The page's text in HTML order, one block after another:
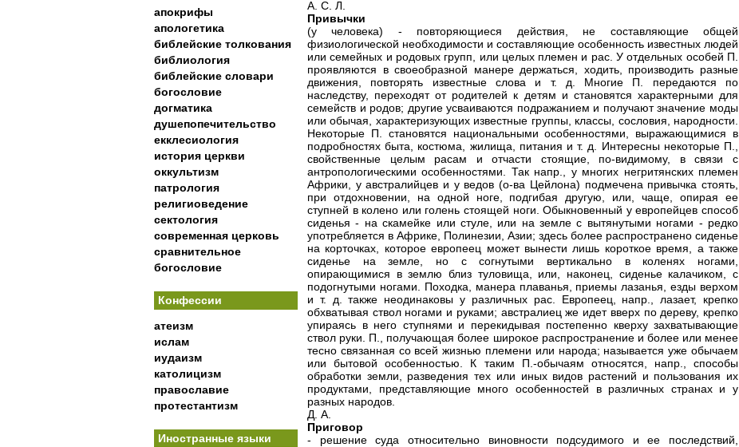
апокрифы
апологетика
библейские толкования
библиология
библейские словари
богословие
догматика
душепопечительство
екклесиология
история церкви
оккультизм
патрология
религиоведение
сектология
современная церковь
сравнительное
богословие
Конфессии
атеизм
ислам
иудаизм
католицизм
православие
протестантизм
Иностранные языки
А. С. Л.
Привычки
(у человека) - повторяющиеся действия, не составляющие общей
физиологической необходимости и составляющие особенность известных людей
или семейных и родовых групп, или целых племен и рас. У отдельных особей П.
проявляются в своеобразной манере держаться, ходить, производить разные
движения, повторять известные слова и т. д. Многие П. передаются по
наследству, переходят от родителей к детям и становятся характерными для
семейств и родов; другие усваиваются подражанием и получают значение моды
или обычая, характеризующих известные группы, классы, сословия, народности.
Некоторые П. становятся национальными особенностями, выражающимися в
подробностях быта, костюма, жилища, питания и т. д. Интересны некоторые П.,
свойственные целым расам и отчасти стоящие, по-видимому, в связи с
антропологическими особенностями. Так напр., у многих негритянских племен
Африки, у австралийцев и у ведов (о-ва Цейлона) подмечена привычка стоять,
при отдохновении, на одной ноге, подгибая другую, или, чаще, опирая ее
ступней в колено или голень стоящей ноги. Обыкновенный у европейцев способ
сиденья - на скамейке или стуле, или на земле с вытянутыми ногами - редко
употребляется в Африке, Полинезии, Азии; здесь более распространено сиденье
на корточках, которое европеец может вынести лишь короткое время, а также
сиденье на земле, но с согнутыми вертикально в коленях ногами,
опирающимися в землю близ туловища, или, наконец, сиденье калачиком, с
подогнутыми ногами. Походка, манера плаванья, приемы лазанья, езды верхом
и т. д. также неодинаковы у различных рас. Европеец, напр., лазает, крепко
обхватывая ствол ногами и руками; австралиец же идет вверх по дереву, крепко
упираясь в него ступнями и перекидывая постепенно кверху захватывающие
ствол руки. П., получающая более широкое распространение и более или менее
тесно связанная со всей жизнью племени или народа; называется уже обычаем
или бытовой особенностью. К таким П.-обычаям относятся, напр., способы
обработки земли, разведения тех или иных видов растений и пользования их
продуктами, представляющие много особенностей в различных странах и у
разных народов.
Д. А.
Приговор
- решение суда относительно виновности подсудимого и ее последствий, являющееся результатом рассмотрения дела по существу. В течение производства уголовного дела суд постановляет по вопросам, возникающим при производстве дела, частные определения, но, в отличие от П., эти определения не создают карательных последствий и относятся не к существу дела; а к порядку его производства. Уголовный суд постановляет П. об оправдании подсудимого или об освобождении его от наказания, или же о наказании подсудимого, когда он изобличен в таком преступном деянии, которое ему вменяется в вину, и от ответственности за которое он не может быть освобожден. В эпоху господства следственного процесса существовала еще одна форма П., именно об оставлении подсудимого в подозрении, но эта форма является непригодной для современного суда, решающего дело по внутреннему убеждению. Порядок постановления П. представляется различным, в зависимости от того, каким судом дело рассматривается. По делам низшей подсудности мировой судья, по выслушании сторон и по соображении имеющихся в деле доказательств, немедленно приступает к постановлению П., сущность которого записывает в протокол и объявляет участвующим в деле лицам, а затем не далее, как в 8-и дневный срок излагает в окончательной форме, с обозначением обстоятельств дела и законов, в силу которых он постановлен; городской судья и земский начальник немедленно по выслушании сторон объявляют П. в окончательной форме и только в делах сложных имеют право объявить сущность П., а затем в 3-х дневный срок изложить его в окончательной форме. По делам, подсудным окружному суду без участия присяжных заседателей и судебной палате с участием сословных представителей, по окончании судебного следствия и заключительных прений суд ставит на свое разрешение вопросы о виновности и о наказании подсудимого и затем удаляется для совещания в особую комнату, где, после обсуждения вопросов, судьи подают голоса по каждому вопросу и излагают постановленное ими по делу решение в форме резолюции, которая немедленно объявляется участвующим в деле лицам. Наконец, по делам, подсудным окружным судам с участием присяжных заседателей, вопрос о виновности подсудимого решается присяжными, а после провозглашения их вердикта и выслушания прений сторон относительно последствий виновности подсудимого, суд ставит на свое разрешение вопросы о наказании подсудимого и постановляет П. по тем же правилам, как и по делам, рассматриваемым без участия присяжных. В определении числа голосов, необходимого для постановления решения коллегиальным судом, законодательства держатся четырех систем: 1) система единогласия, когда все вопросы могут быть решены только единогласно, а в случае разногласия дело обращается к новому рассмотрению, в другом составе присутствия; 2) система специального большинства голосов - когда для решения вопросов требуется не менее 2/3 или 3/4 голосов; 3) система простого абсолютного большинства - тогда для постановления решения требуется, чтобы с ним были согласны более половины членов коллегии; 4) система простого относительного большинства, когда за решение дела из нескольких высказанных мнений принимается то, за которое высказалось большее число судей, хотя бы в общем числе членов коллегии они составляли меньшинство. Наше законодательство требует, чтобы присяжные склоняли свои мнения к единогласному решению, а при разногласии предписывает присяжным решать вопросы по большинству голосов, при чем в случае равенства голосов принимается мнение более благоприятное для подсудимого. При постановлении П. коронными судьями, а также судьями и сословными представителями, в случае разделения голосов на два или более мнения, за основание решения принимается то из них, которое соединяет в себе наибольшее число голосов; при равенстве их - отдается предпочтение мнению председателя, а если голос председателя не может дать перевеса тому из равносильных по числу голосов мнений, которое представляется наиболее благоприятным для подсудимого. Судьи, несогласные с мнением большинства, имеют право подать до подписания П. особые мнения, о чем должны заявить при постановлении резолюции; особые мнения не имеют никакого юридического значения и дают только возможность судьям обособиться от мнения большинства, признаваемого ими неправильными. При провозглашении резолюции председатель назначает день и час для объявления П. в окончательной форме и приглашает к этому времени участвующих в деле лиц явиться в суд. П. в окончательной форме должен быть изготовлен в 2-х недельный срок, одним из членов суда, по назначению председателя. Объявляется П. посредством прочтения его в открытом судебном заседании, при чем председатель или член суда разъясняет сторонам порядок обжалования П. В мировых и судебно-административных установлениях особого обряда объявления П. в окончательной форме законом не установлено. П. должен начинаться с вступительной формулы: "по указу Его Императорского Величества" и наименование того суда, от которого он исходит; затем должно следовать обозначение времени, когда происходило судебное заседание по делу, должны быть поименованы лица, входившие в состав судебного присутствия, далее должно быть указано звание, имя, отчество, фамилия или прозвище и лета подсудимого и, наконец, изложены предметы обвинения, в том виде, в каком они были предъявлены подсудимому обвинительной властью. После этого вступления в П. указываются признанные судом фактические обстоятельства дела, из которых слагается законное понятие о преступлении, составляющем предмет обвинения: эти фактические обстоятельства должны исчерпать собою как внешнюю, так и внутреннюю сторону преступления, а равно и обстоятельства, влияющие на уменьшение или увеличение наказания или обуславливающие безответственность подсудимого. Вместе с тем суды, рассматривающие дела без участия присяжных, обязаны излагать соображения, на основании которых суд пришел к тому или другому заключению относительно вины или невиновности; о таких уликах и доказательствах; которые по мнению суда являются недостоверными, суд может не упоминать в приговоре; в оценке доказательств он руководствуется исключительно своим внутренним убеждением. Между соображениями суда и выводом из ответов на вопросы о виновности должно быть полное соответствие. На практике мотивировка П. заключается обыкновенно в изложении доказательств, приведенных сторонами за и против обвинения с надлежащей критической оценкой и указанием, какие из представленных сторонами доказательств суд принял в основание своего решения. Эта часть приговора должна представлять собой сложный силлогизм: посредством ряда умозаключений суд должен доказать виновность или невиновность подсудимого. Изложение мотивов решения одинаково обязательно для суда как при обвинении подсудимого, так и при его оправдании. Мотивировка приговоров представлялась крайне необходимой при господстве следственного процесса, когда все приговоры подлежали ревизии и пересмотру в высших инстанциях: но и в настоящее время значение мотивировки приговоров не менее велико, так как только благодаря ей общество в состоянии судить о степени основательности приговора, осужденный может поддерживать свою защиту пред высшим судом, а оправданному мотивы приговора выясняют истинную причину его оправдания. По делам, рассматриваемым с участием присяжных, вердикт присяжных излагается в приговоре без указания мотивов, которые остаются для суда неизвестными, но тем не менее решение присяжных должно быть изложено в П. настолько полно, чтобы из П. было ясно видно, какие именно фактические обстоятельства признаны присяжными и какие ими отвергнуты. Далее, в П. должны быть подробно изложены соображения суда, касающиеся применения закона к признанной судом вине или невиновности подсудимого. При ходатайстве о смягчении участи подсудимого в П. должны быть изложены соображения, принятые судом в основание ходатайства, и указана мера предполагаемого смягчения наказания. Вслед за этой уголовной частью П. в нем должны быть, в случае надобности, изложены соображения, принятые судом за основание при разрешении гражданского иска потерпевшего или иска подсудимого о вознаграждении за неправое обвинение, а равно и при распоряжениях о возвращении вещественных доказательств и о возмещении судебных издержек. Наконец, последняя, резолютивная часть приговора заключает в себе подробное изложение постановленного судом решения относительно всех вопросов, подлежавших его разрешению, точно указываются статьи закона, на которых суд основывает свой П., кратко излагается сущность признанной судом виновности подсудимого и подробно определяется наказание, которому подлежит подсудимый. Резолютивная часть приговора должна быть изложена особенно точно и ясно, так как она служит единственным основанием при приведении П. в исполнение. П. подписывается всеми судьями, участвовавшими в рассмотрении дела, и скрепляется секретарем; неподписание приговора одним или двумя судьями не лишает его законной силы. Уголовные П. делятся на окончательные, подлежащие обжалованию только в кассационном порядке, и на неокончательные, против которых допускается принесение апелляционных отзывов. К числу окончательных П. относятся П. мировых (или городских) судей и земских начальников, когда ими определяется внушение, замечание или выговор, денежное взыскание не свыше 15 р. с одного лица или арест не свыше 3-х дней и когда вознаграждение за вред и убытки не превышает 30 р.; все П. съездов мировых судей и уездных съездов, П. окружных судов, постановленные с участием присяжных заседателей, П. судебных палат, постановленные в порядке апелляционном, а также с участием сословных представителей, П. верховного уголовного суда и особого присутствия сената по делам о государственных преступлениях. Все остальные П. считаютс